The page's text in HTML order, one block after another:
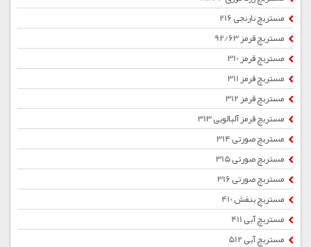
مستربچ نارنجی 216
مستربچ قرمز 92/63
مستربچ قرمز 310
مستربچ قرمز 311
مستربچ قرمز 312
مستربچ قرمز آلبالویی 313
مستربچ صورتی 314
مستربچ صورتی 315
مستربچ صورتی 316
مستربچ بنفش 410
مستربچ آبی 411
مستربچ آبی 512